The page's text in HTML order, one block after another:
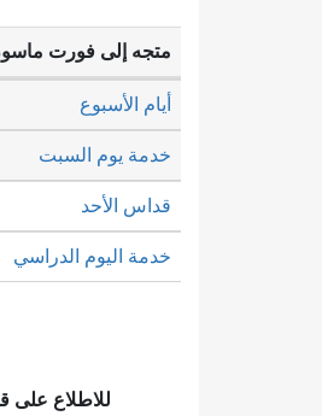
متجه إلى فورت
خدمة يوم السبت
قداس الأحد
أيام الأسبوع
خدمة اليوم الدراسي
للاطلاع على